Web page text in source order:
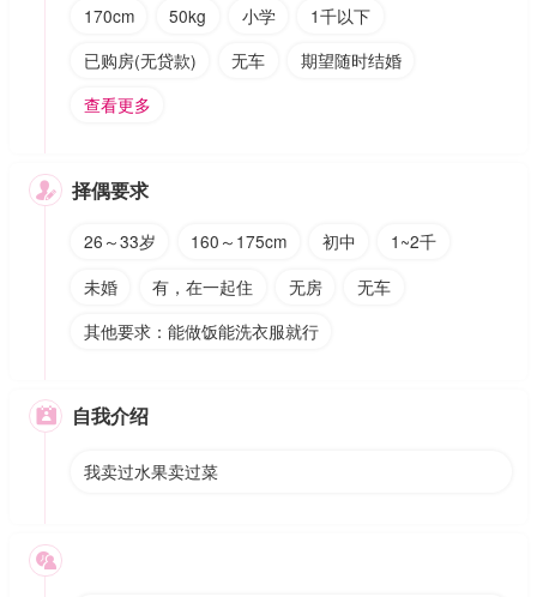
170cm
50kg 小学
1千以下
已购房(无贷款)
无车
期望随时结婚
查看更多
 择偶要求
26～33岁 160～175cm 初中
1~2千
未婚
有，在一起住 无房
无车
其他要求：能做饭能洗衣服就行
 自我介绍
我卖过水果卖过菜
